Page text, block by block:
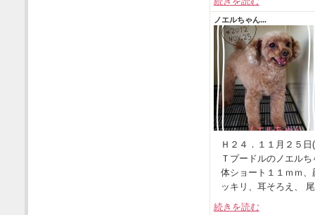
ノエルちゃん...
Ｈ２４．１１月２５日
Ｔプードルのノエルち
体ショート１１ｍｍ、
ッキリ、耳そろえ、
続きを読む